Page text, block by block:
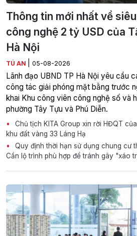
Thông tin mới nhất về
công nghệ 2 tỷ USD của
Hà Nội
TÚ AN 05-08-2026
Lãnh đạo UBND TP Hà Nội yêu cầu
công tác giải phóng mặt bằng trước
khai Khu công viên công nghệ số và
phường Tây Tựu và Phú Diễn.
Chủ tịch KITA Group xin rời HĐQT
khu đất vàng 33 Láng Hạ
Quy định thời hạn sử dụng chung cư
Cần lộ trình phù hợp để tránh gây "xáo